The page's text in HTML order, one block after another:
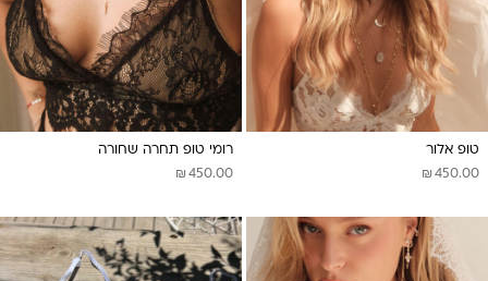
טופ אלור
₪ 450.00
רומי טופ תחרה שחורה
₪ 450.00